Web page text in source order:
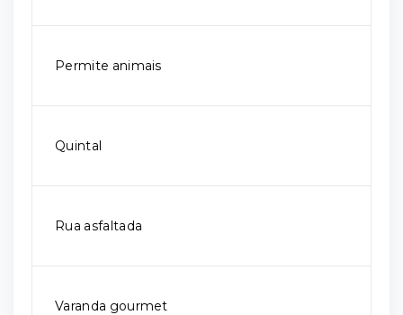
Permite animais
Quintal
Rua asfaltada
Varanda gourmet